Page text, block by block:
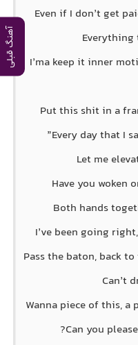
آهنگ قبلی
Even if I don’t get
I’ma keep it inner
Put this shit in a
Every day that I
Let me
Have you
Both hands
I’ve been going
Pass the baton, back
Can’t
Wanna piece of this, a
Can you